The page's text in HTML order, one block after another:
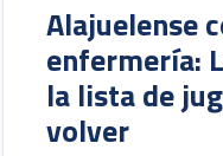
Alajuelense
enfermería:
la lista de
volver